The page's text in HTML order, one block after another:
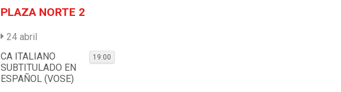
PLAZA NORTE 2
24 abril
CA ITALIANO
SUBTITULADO EN
ESPAÑOL (VOSE)
19:00